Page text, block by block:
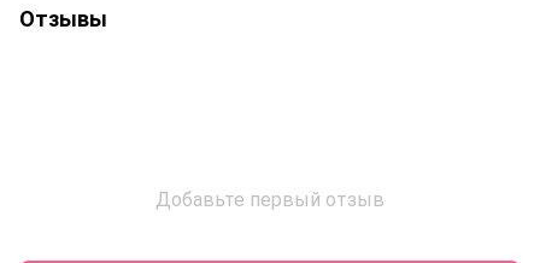
Отзывы
Добавьте первый отзыв